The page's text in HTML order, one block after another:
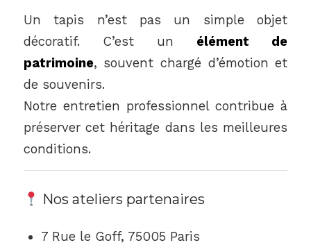
Un tapis n’est pas un simple objet
décoratif. C’est un élément de
patrimoine, souvent chargé d’émotion et
de souvenirs.
Notre entretien professionnel contribue à
préserver cet héritage dans les meilleures
conditions.
Nos ateliers partenaires
7 Rue le Goff, 75005 Paris